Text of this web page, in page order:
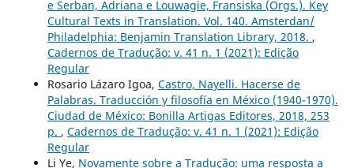
e Serban, Adriana e Louwagie, Fransiska (Orgs.). Key
Cultural Texts in Translation. Vol. 140. Amsterdan/
Philadelphia: Benjamin Translation Library, 2018. ,
Cadernos de Tradução: v. 41 n. 1 (2021): Edição
Regular
Rosario Lázaro Igoa, Castro, Nayelli. Hacerse de
Palabras. Traducción y filosofía en México (1940-1970).
Ciudad de México: Bonilla Artigas Editores, 2018, 253
p. , Cadernos de Tradução: v. 41 n. 1 (2021): Edição
Regular
Li Ye, Novamente sobre a Tradução: uma resposta a